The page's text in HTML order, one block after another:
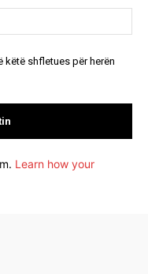
këtë shfletues për herën
Learn how your